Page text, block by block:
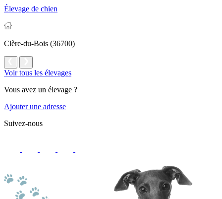
Élevage de chien
Clère-du-Bois (36700)
Voir tous les élevages
Vous avez un élevage ?
Ajouter une adresse
Suivez-nous